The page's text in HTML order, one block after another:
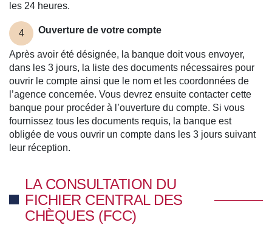
les 24 heures.
4 Ouverture de votre compte
Après avoir été désignée, la banque doit vous envoyer,
dans les 3 jours, la liste des documents nécessaires pour
ouvrir le compte ainsi que le nom et les coordonnées de
l’agence concernée. Vous devrez ensuite contacter cette
banque pour procéder à l’ouverture du compte. Si vous
fournissez tous les documents requis, la banque est
obligée de vous ouvrir un compte dans les 3 jours suivant
leur réception.
LA CONSULTATION DU
FICHIER CENTRAL DES
CHÈQUES (FCC)